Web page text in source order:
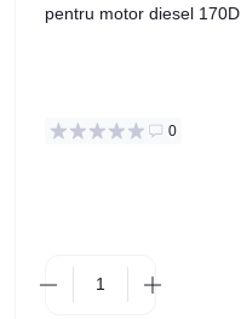
pentru motor diesel 170D
0